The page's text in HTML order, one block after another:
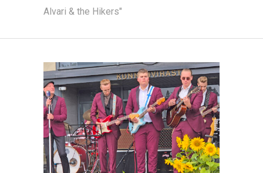
Alvari & the Hikers"